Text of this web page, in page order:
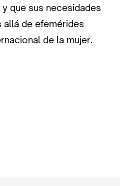
que sus necesidades
allá de efemérides
de la mujer.